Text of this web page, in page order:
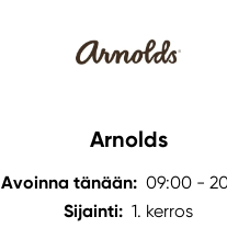
Arnolds
Avoinna tänään: 09:00 -
Sijainti: 1. kerros